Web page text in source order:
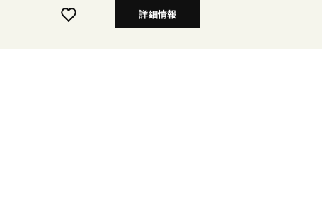
詳細情報